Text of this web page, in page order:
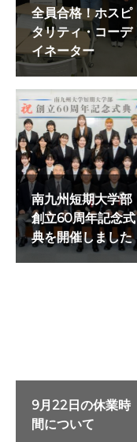
全員合格！ホスピ
タリティ・コーデ
イネーター
南九州短期大学部
創立60周年記念式
典を開催しました
9月22日の休業時
間について